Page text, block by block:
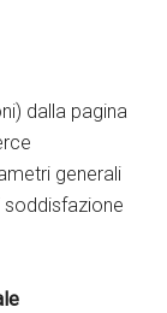
dalla pagina
generali